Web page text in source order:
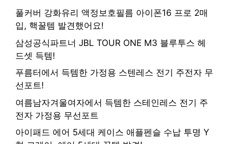
풀커버 강화유리 액정보호필름 아이폰16 프로 2매
입, 핵꿀템 발견했어요!
삼성공식파트너 JBL TOUR ONE M3 블루투스 헤
드셋 득템!
푸름터에서 득템한 가정용 스텐레스 전기 주전자 무
선포트!
여름남자겨울여자에서 득템한 스테인레스 전기 주
전자 가정용 무선포트
아이패드 에어 5세대 케이스 애플펜슬 수납 투명 Y